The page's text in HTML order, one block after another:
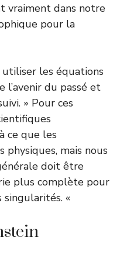
vraiment dans notre
pour la
utiliser les équations
l’avenir du passé et
» Pour ces
ce que les
physiques, mais nous
doit être
plus complète pour
singularités. «